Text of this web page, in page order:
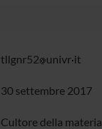
tllgnr52 univr it
30 settembre 2017
Cultore della materia